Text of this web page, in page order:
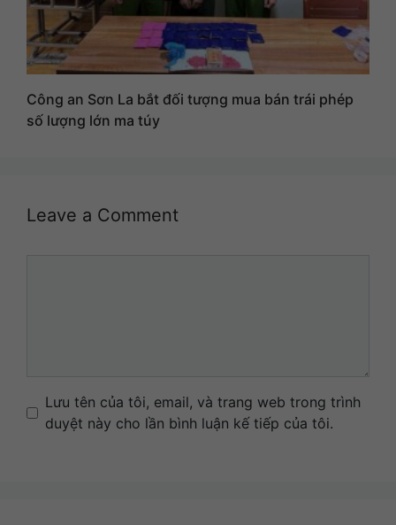
Công an Sơn La bắt đối tượng mua bán trái phép
số lượng lớn ma túy
Leave a Comment
Name
Email
Website
Lưu tên của tôi, email, và trang web trong trình
duyệt này cho lần bình luận kế tiếp của tôi.